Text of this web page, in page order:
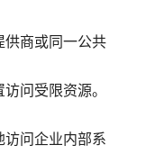
供商或同一公共
问受限资源。
问企业内部系